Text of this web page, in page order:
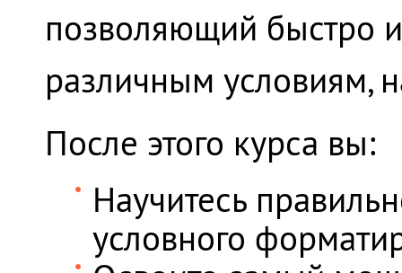
позволяющий быстро
различным условиям,
После этого курса вы:
Научитесь
условного